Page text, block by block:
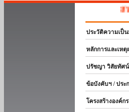
สหกิจ
ประวัติความเป็น
หลักการและเหตุ
ปรัชญา วิสัยทัศน์
ข้อบังคับฯ / ประ
โครงสร้างองค์กร